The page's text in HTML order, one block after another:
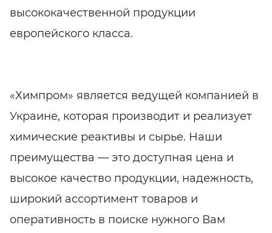
высококачественной продукции
европейского класса.
«Химпром» является ведущей компанией в
Украине, которая производит и реализует
химические реактивы и сырье. Наши
преимущества — это доступная цена и
высокое качество продукции, надежность,
широкий ассортимент товаров и
оперативность в поиске нужного Вам